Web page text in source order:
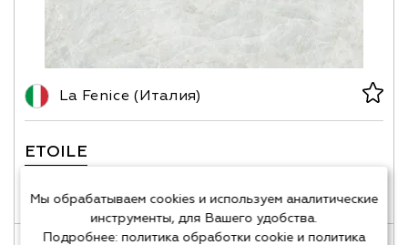
La Fenice (Италия)
ETOILE
Цена от5990руб/м²
Мы обрабатываем cookies и используем аналитические
инструменты, для Вашего удобства.
Подробнее: политика обработки cookieи политика